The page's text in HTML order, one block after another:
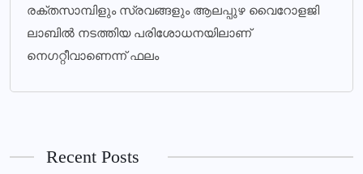
രക്തസാമ്പിളും സ്രവങ്ങളും ആലപ്പുഴ വൈറോളജി
ലാബില്‍ നടത്തിയ പരിശോധനയിലാണ്
നെഗറ്റീവാണെന്ന് ഫലം
Recent Posts